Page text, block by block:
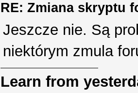
RE: Zmiana skryptu
Jeszcze nie. Są
niektórym zmula
Learn from